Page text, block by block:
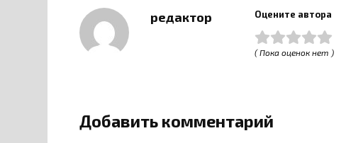
редактор Оцените автора
( Пока оценок нет )
Добавить комментарий